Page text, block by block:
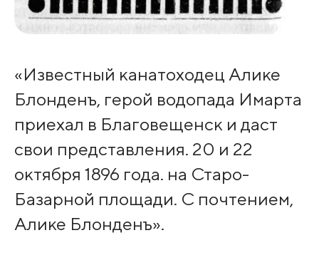
«Известный канатоходец Алике
Блонденъ, герой водопада Имарта
приехал в Благовещенск и даст
свои представления. 20 и 22
октября 1896 года. на Старо-
Базарной площади. С почтением,
Алике Блонденъ».